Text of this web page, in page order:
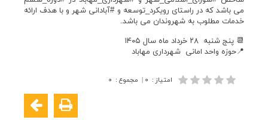
می باشد که در راستای رویکرد_توسعە و #آبادانی شهر و با هدف ارائه
خدمات مطلوب به شهروندان می باشد.
📆 پنج شنبه ۲۸ خرداد ماه سال ۱۴۰۵
📍حوزه واحد امانی شهرداری مهاباد
امتیاز : ۰ | مجموع : ۰